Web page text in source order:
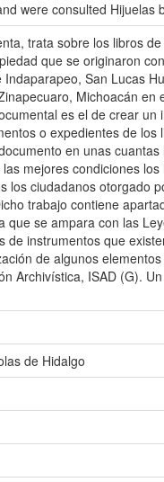
were consulted Hijuelas
trata sobre los libros
que se originaron
San Lucas
Michoacán
es el de crear
o expedientes de
en unas
mejores condiciones
los ciudadanos otorgado
trabajo contiene
que se ampara con las
de instrumentos que
de algunos
Archivística, ISAD (G).
de Hidalgo